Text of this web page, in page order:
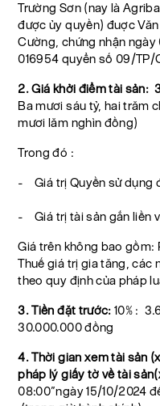
Trường Sơn (nay là
được ủy quyền) đuợc
Cường, chứng nhận
016954 quyển số 09/
2. Giá khởi điểm tài sản:
Ba mươi sáu tỷ, hai trăm
mươi lăm nghìn đồng)
Trong đó :
- Giá trị Quyền sử dụng
- Giá trị tài sản gắn liền
Giá trên không bao gồm:
Thuế giá trị gia tăng, các
theo quy định của pháp
3. Tiền đặt trước: 10% :
30.000.000 đồng
4. Thời gian xem tài sản
pháp lý giấy tờ về tài
08:00”ngày 15/10/2024